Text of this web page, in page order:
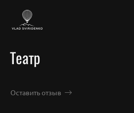
Театр
Оставить отзыв